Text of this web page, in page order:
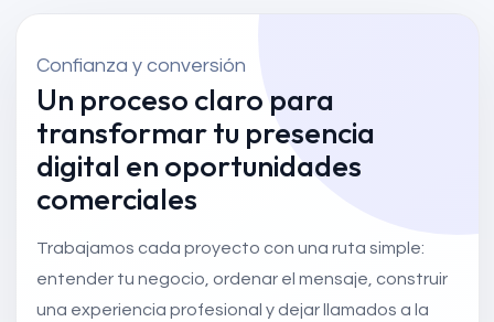
Confianza y conversión
Un proceso claro para
transformar tu presencia
digital en oportunidades
comerciales
Trabajamos cada proyecto con una ruta simple:
entender tu negocio, ordenar el mensaje, construir
una experiencia profesional y dejar llamados a la